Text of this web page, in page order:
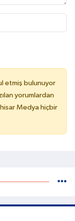
etmiş bulunuyor
yorumlardan
Medya hiçbir